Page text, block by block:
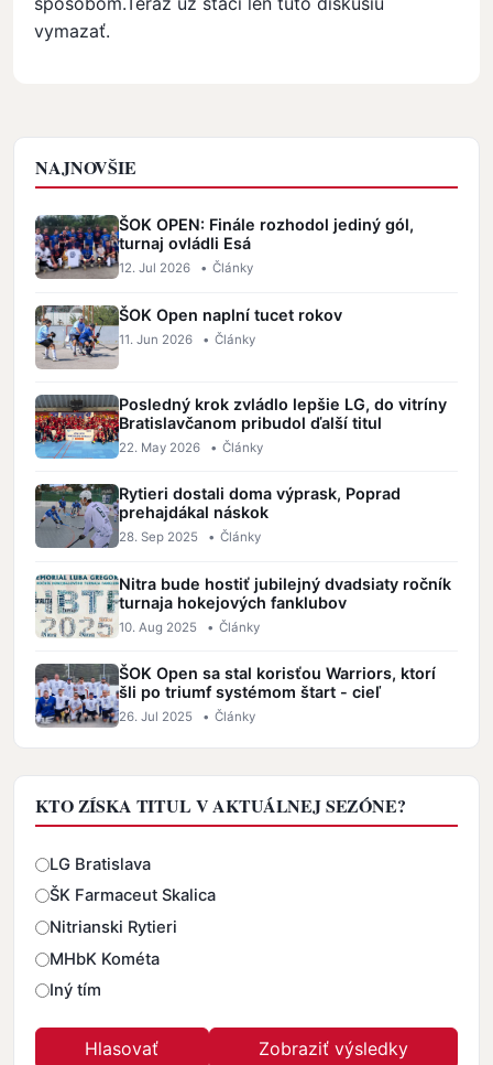
vymazať.
NAJNOVŠIE
ŠOK OPEN: Finále rozhodol jediný gól,
turnaj ovládli Esá
12. Jul 2026 • Články
ŠOK Open naplní tucet rokov
11. Jun 2026 • Články
Posledný krok zvládlo lepšie LG, do vitríny
Bratislavčanom pribudol ďalší titul
22. May 2026 • Články
Rytieri dostali doma výprask, Poprad
prehajdákal náskok
28. Sep 2025 • Články
Nitra bude hostiť jubilejný dvadsiaty ročník
turnaja hokejových fanklubov
10. Aug 2025 • Články
ŠOK Open sa stal korisťou Warriors, ktorí
šli po triumf systémom štart - cieľ
26. Jul 2025 • Články
KTO ZÍSKA TITUL V AKTUÁLNEJ SEZÓNE?
Odpovede
LG Bratislava
ŠK Farmaceut Skalica
Nitrianski Rytieri
MHbK Kométa
Iný tím